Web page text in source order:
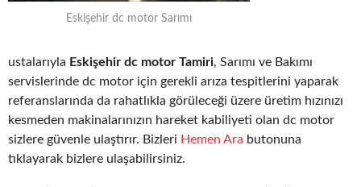
Eskişehir dc motor Sarımı
ustalarıyla Eskişehir dc motor Tamiri, Sarımı ve Bakımı
servislerinde dc motor için gerekli arıza tespitlerini yaparak
referanslarında da rahatlıkla görüleceği üzere üretim hızınızı
kesmeden makinalarınızın hareket kabiliyeti olan dc motor
sizlere güvenle ulaştırır. Bizleri Hemen Ara butonuna
tıklayarak bizlere ulaşabilirsiniz.